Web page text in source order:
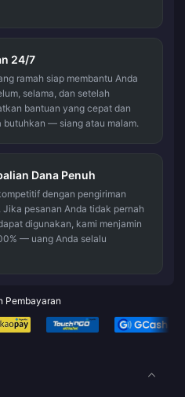
24/7
ramah siap membantu Anda
selama, dan setelah
bantuan yang cepat dan
butuhkan — siang atau malam.
Dana Penuh
dengan pengiriman
pesanan Anda tidak pernah
digunakan, kami menjamin
— uang Anda selalu
Pembayaran